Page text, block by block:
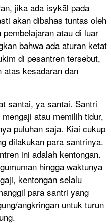
jika ada isykāl pada
akan dibahas tuntas oleh
atau di luar
bahwa ada aturan ketat
di pesantren tersebut,
atas kesadaran dan
santai, ya santai. Santri
atau memilih tidur,
puluhan saja. Kiai cukup
dilakukan para santrinya.
ini adalah kentongan.
hingga waktunya
kentongan selalu
para santri yang
angkringan untuk turun